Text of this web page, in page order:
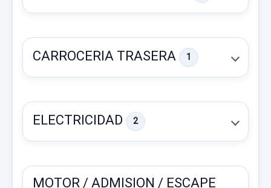
FARO IZQUIERDO 0337641 033-7641 H4
usado.
HONDA CR-V (RD1/3) BÁSICO (RD1)
CAJA CAMBIOS SBXM2089783
CARROCERIA TRASERA 1
ELECTRICIDAD 2
MOTOR / ADMISION / ESCAPE